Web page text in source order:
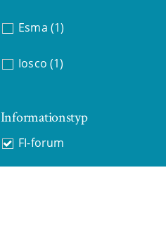
Esma (1)
Iosco (1)
Informationstyp
FI-forum